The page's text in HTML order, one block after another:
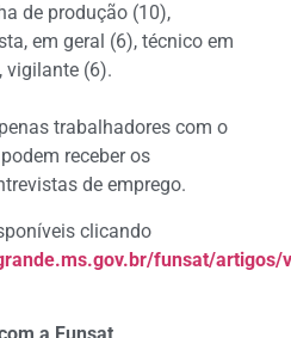
de produção (10),
em geral (6), técnico em
vigilante (6).
trabalhadores com o
receber os
de emprego.
clicando
funsat/artigos/